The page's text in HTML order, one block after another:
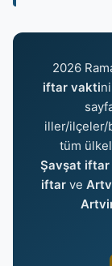
2026
iftar vakti
iller/ilçeler/
tüm
Şavşat iftar
iftar ve